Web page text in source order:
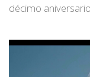
décimo